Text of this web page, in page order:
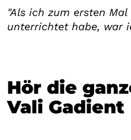
"Als ich zum ersten
unterrichtet habe, war
Hör die
Vali Gadient